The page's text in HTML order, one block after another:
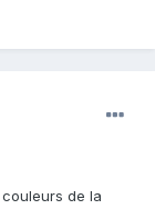
de la